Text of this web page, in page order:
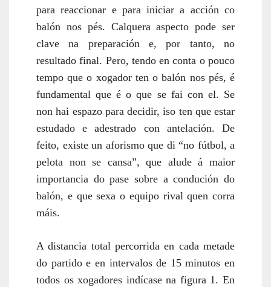
para reaccionar e para iniciar a acción co
balón nos pés. Calquera aspecto pode ser
clave na preparación e, por tanto, no
resultado final. Pero, tendo en conta o pouco
tempo que o xogador ten o balón nos pés, é
fundamental que é o que se fai con el. Se
non hai espazo para decidir, iso ten que estar
estudado e adestrado con antelación. De
feito, existe un aforismo que di “no fútbol, a
pelota non se cansa”, que alude á maior
importancia do pase sobre a condución do
balón, e que sexa o equipo rival quen corra
máis.
A distancia total percorrida en cada metade
do partido e en intervalos de 15 minutos en
todos os xogadores indícase na figura 1. En